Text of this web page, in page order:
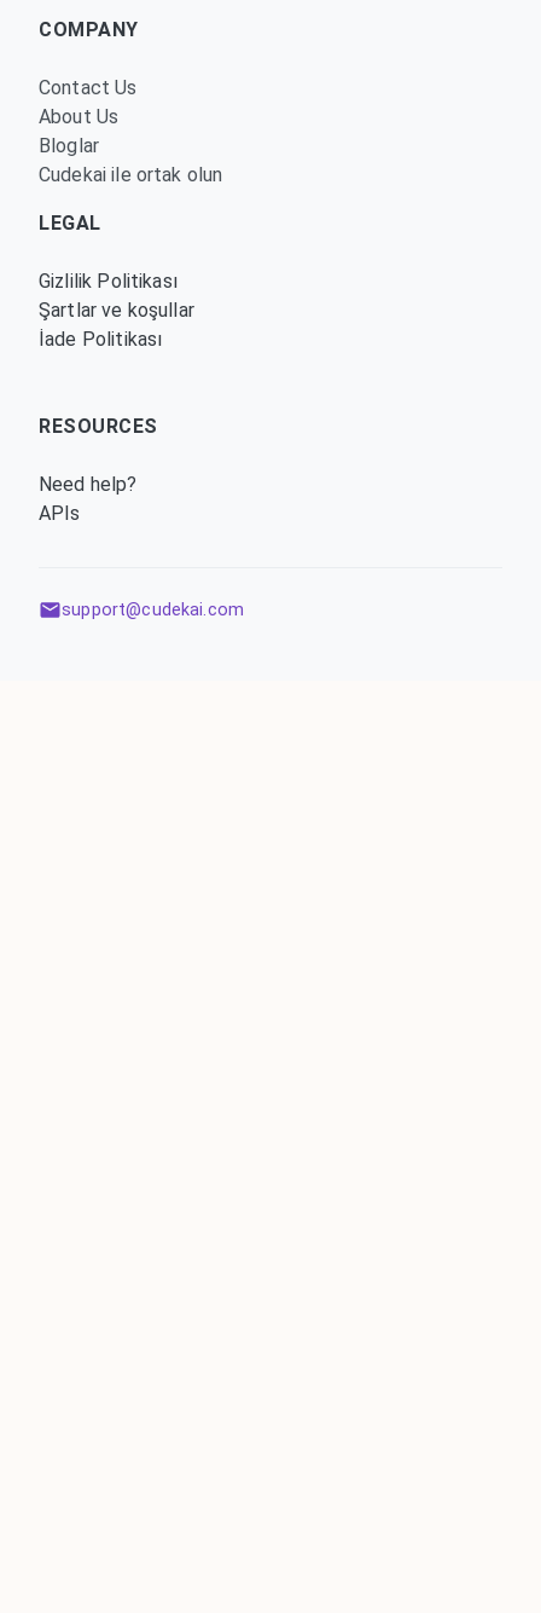
COMPANY
Contact Us
About Us
Bloglar
Cudekai ile ortak olun
LEGAL
Gizlilik Politikası
Şartlar ve koşullar
İade Politikası
RESOURCES
Need help?
APIs
support@cudekai.com